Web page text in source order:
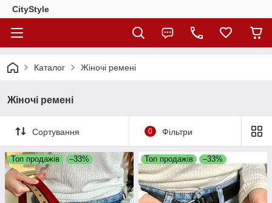
CityStylе
Каталог Жіночі ремені
Жіночі ремені
Сортування 0 Фільтри
Топ продажів –33% Топ продажів –33%